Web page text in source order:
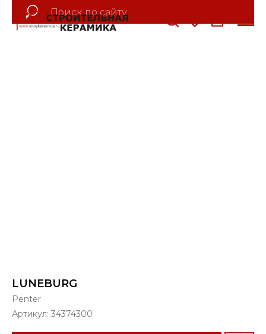
LUNEBURG
Penter
Артикул: 34374300